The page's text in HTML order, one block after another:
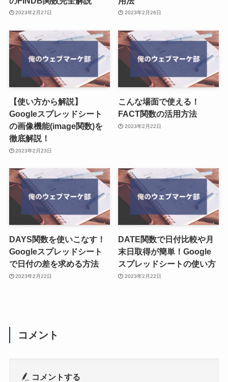
2023年2月27日 2023年2月26日
【使い方から解説】
Googleスプレッドシート
の画像機能(image関数)を
徹底解説！
2023年2月23日
こんな場面で使える！
FACT関数の活用方法
2023年2月22日
DAYS関数を使いこなす！
Googleスプレッドシート
で日付の差を求める方法
2023年2月22日
DATE関数で日付比較や月
末日取得が簡単！Google
スプレッドシートの使い方
2023年2月22日
コメント
コメントする